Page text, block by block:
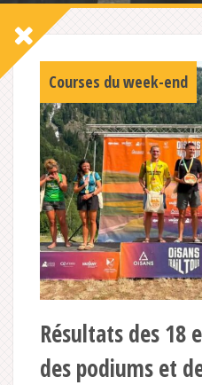
Courses du week-end
Résultats des 18
des podiums et